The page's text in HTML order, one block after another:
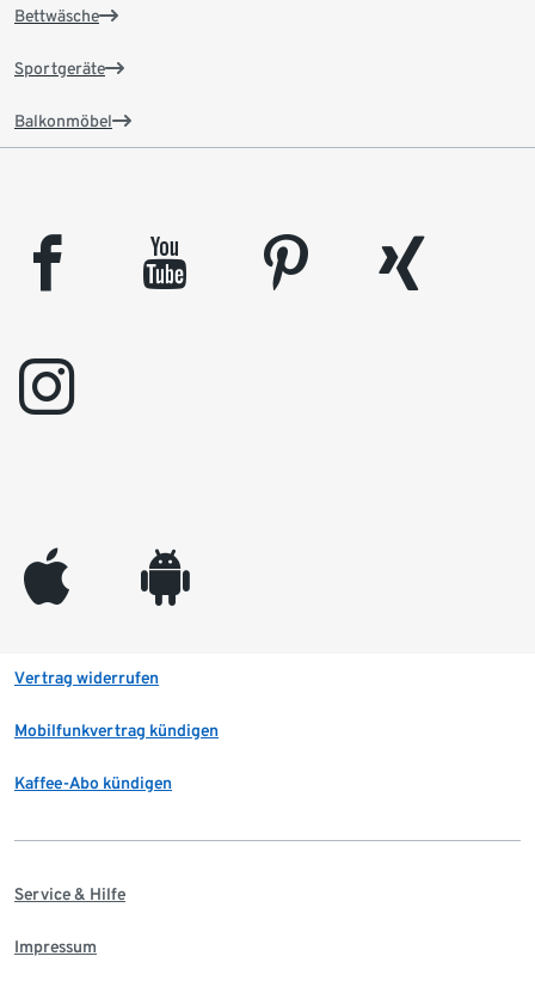
Bettwäsche
Sportgeräte
Balkonmöbel
facebook youtube pinterest
xing
instagram
appleinc android
Vertrag widerrufen
Mobilfunkvertrag kündigen
Kaffee-Abo kündigen
Service & Hilfe
Impressum